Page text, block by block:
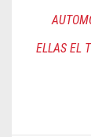
ELLAS EL